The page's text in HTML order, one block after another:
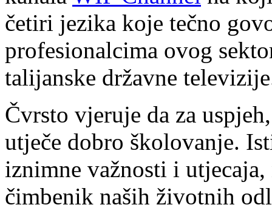
četiri jezika koje tečno
profesionalcima ovog
talijanske državne
Čvrsto vjeruje da za
utječe dobro školovanje.
iznimne važnosti i
čimbenik naših životnih